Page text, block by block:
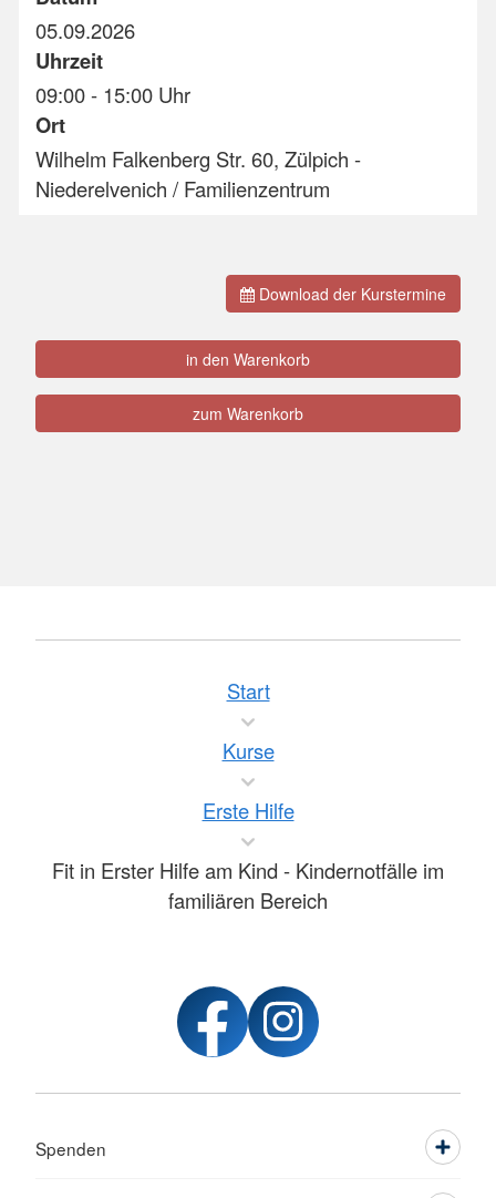
05.09.2026
Uhrzeit
09:00 - 15:00 Uhr
Ort
Wilhelm Falkenberg Str. 60, Zülpich -
Niederelvenich / Familienzentrum
Download der Kurstermine
in den Warenkorb
zum Warenkorb
Start
Kurse
Erste Hilfe
Fit in Erster Hilfe am Kind - Kindernotfälle im
familiären Bereich
Spenden